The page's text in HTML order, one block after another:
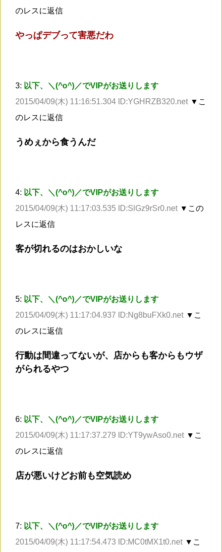
のレスに返信
やっぱデブって害悪だわ
3: 以下、＼(^o^)／でVIPがお送りします
2015/04/09(木) 11:16:51.304 ID:YGHRZB320.net ▼こ
のレスに返信
うめぇから食うんだ
4: 以下、＼(^o^)／でVIPがお送りします
2015/04/09(木) 11:17:03.535 ID:SlGz9rSr0.net ▼この
レスに返信
客が切れるのはおかしいな
5: 以下、＼(^o^)／でVIPがお送りします
2015/04/09(木) 11:17:04.937 ID:Ng8buFXk0.net ▼こ
のレスに返信
行動は間違ってないが、店からも客からもウザ
がられるやつ
6: 以下、＼(^o^)／でVIPがお送りします
2015/04/09(木) 11:17:37.279 ID:YT9ywAso0.net ▼こ
のレスに返信
店が悪いけどお前も空気読め
7: 以下、＼(^o^)／でVIPがお送りします
2015/04/09(木) 11:17:54.473 ID:MC0tMX1t0.net ▼こ